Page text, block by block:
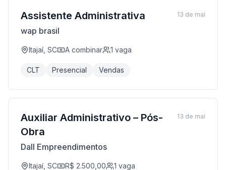
Assistente Administrativa
wap brasil
Itajaí, SC A combinar 1 vaga
CLT Presencial Vendas
13 de mai
Auxiliar Administrativo – Pós-
Obra
Dall Empreendimentos
Itajaí, SC R$ 2.500,00 1 vaga
13 de mai